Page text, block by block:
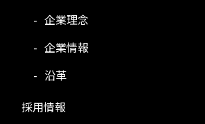
企業理念
企業情報
沿革
採用情報